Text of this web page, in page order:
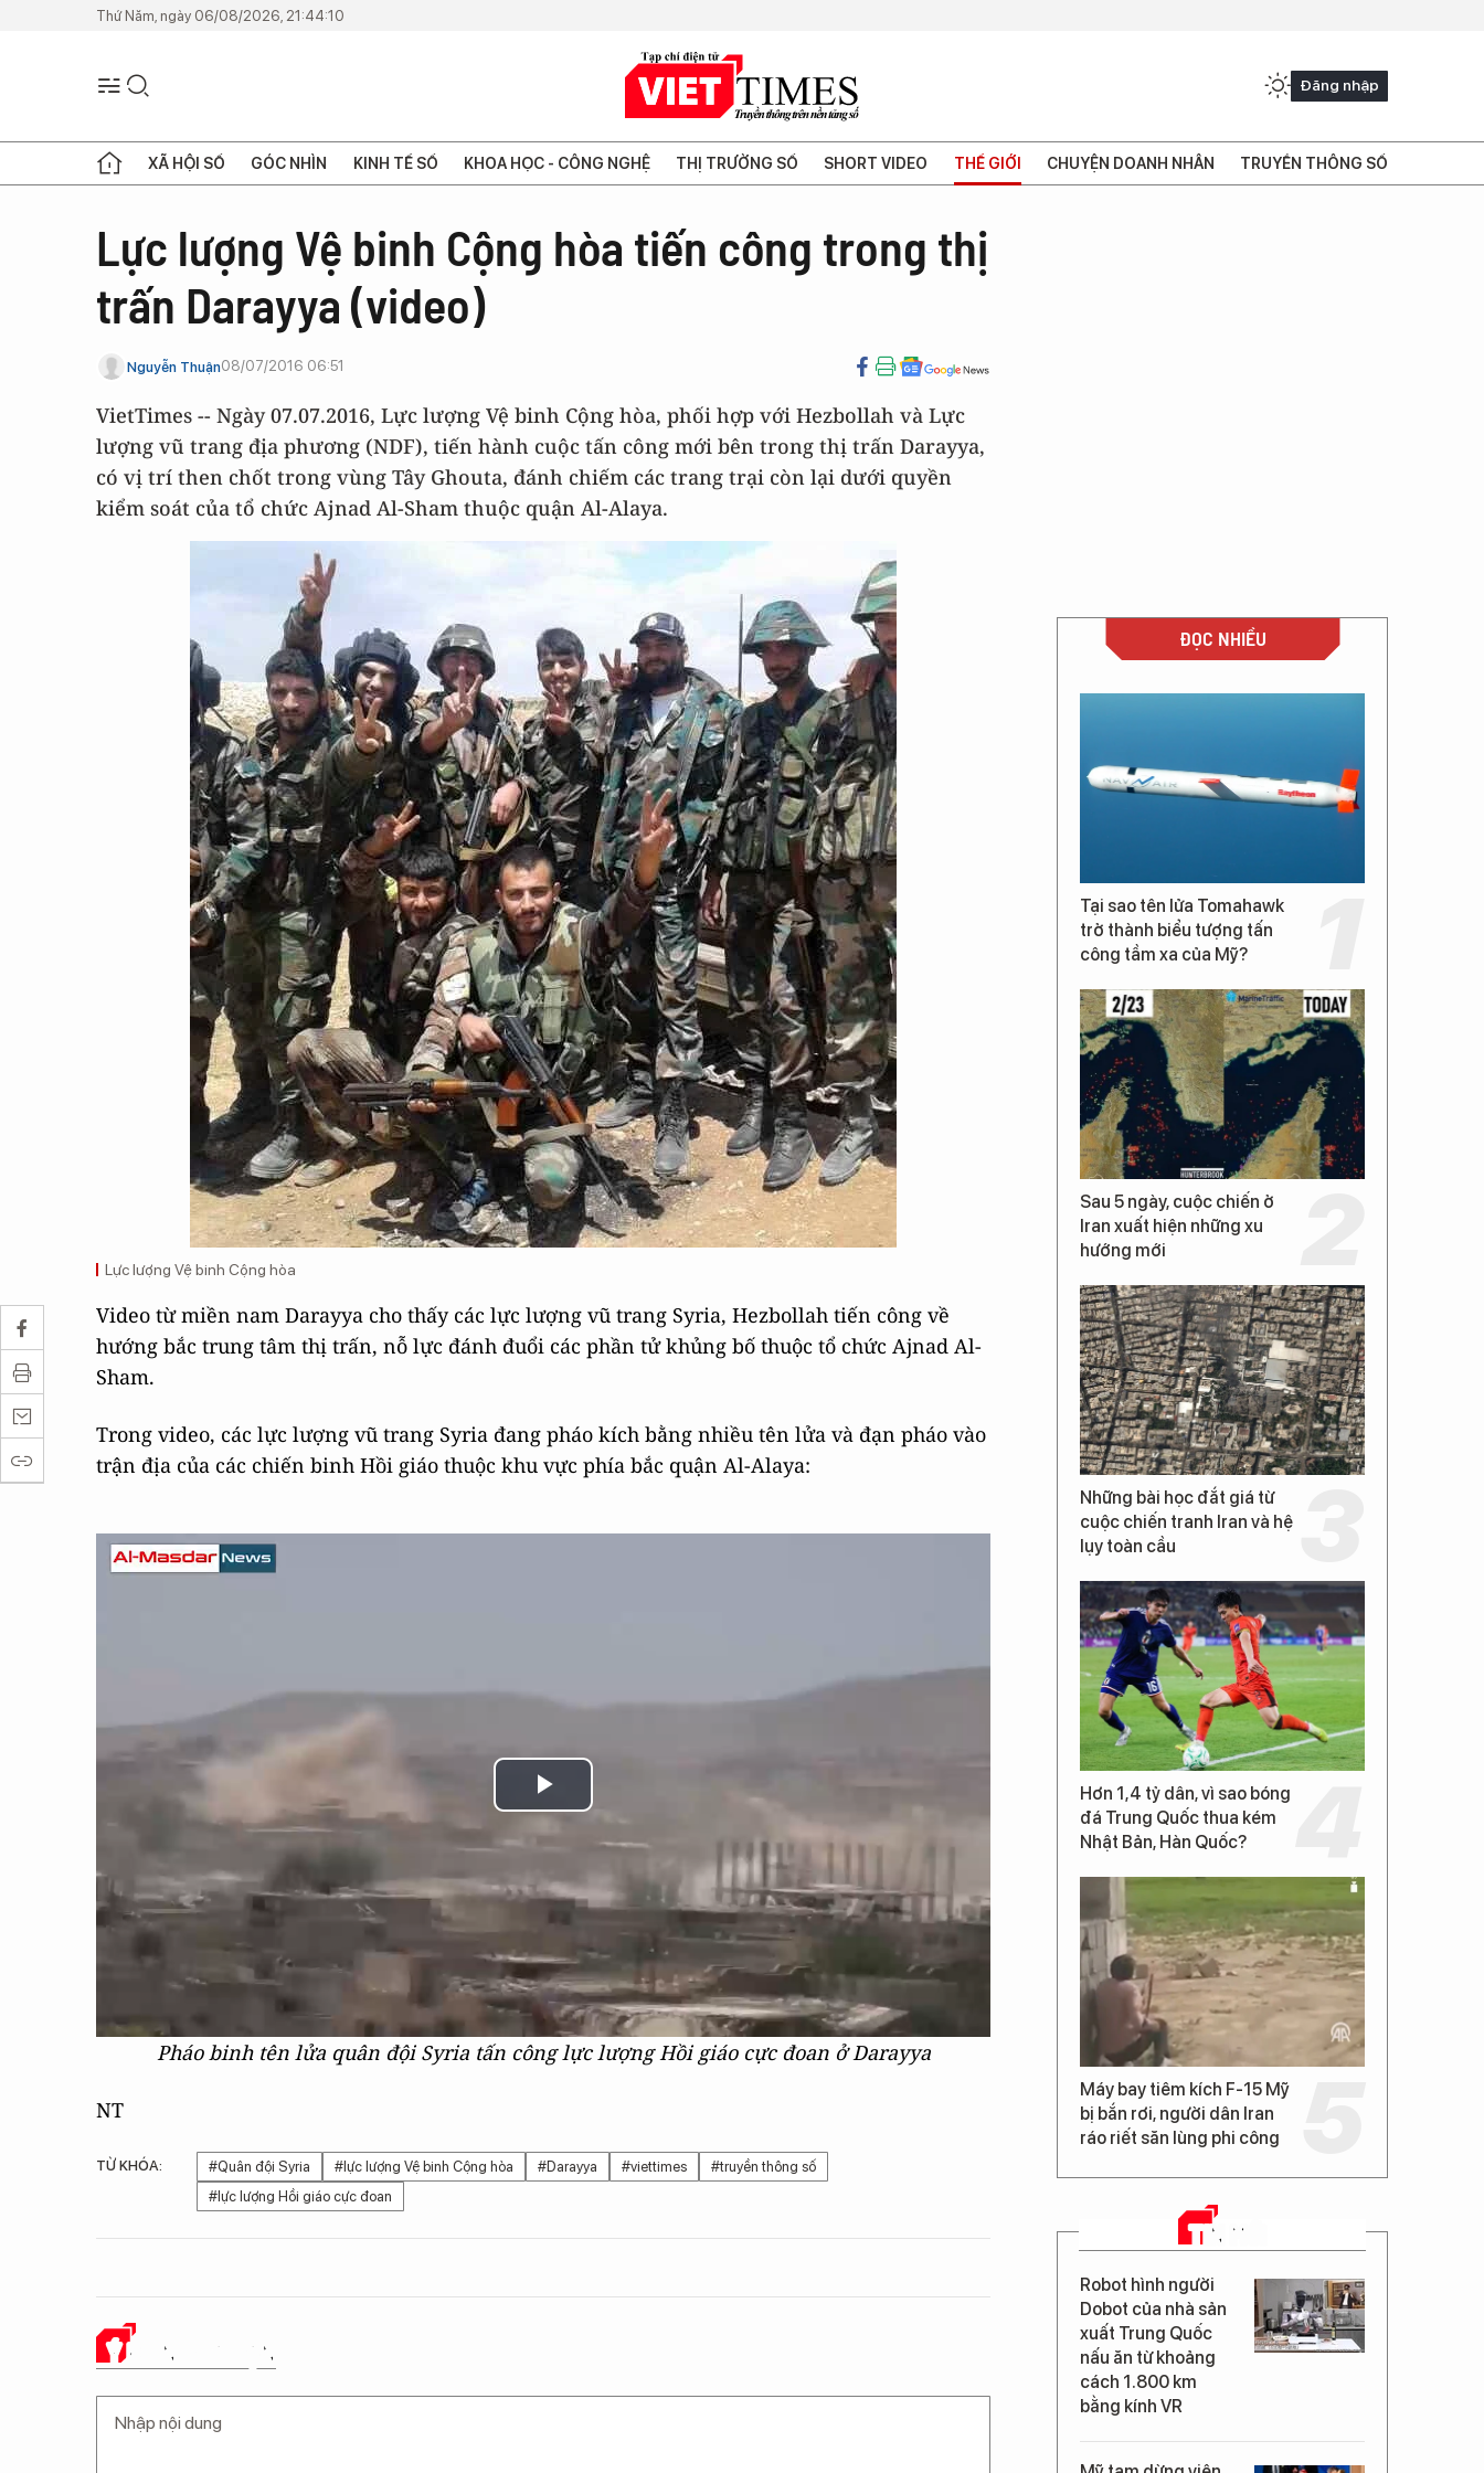
Thứ Năm, ngày 06/08/2026, 21:44:10
Đăng nhập
XÃ HỘI SỐ GÓC NHÌN KINH TẾ SỐ KHOA HỌC - CÔNG NGHỆ THỊ TRƯỜNG SỐ SHORT VIDEO THẾ GIỚI CHUYỆN DOANH NHÂN TRUYỀN THÔNG SỐ
Lực lượng Vệ binh Cộng hòa tiến công trong thị
trấn Darayya (video)
Nguyễn Thuận08/07/2016 06:51
VietTimes -- Ngày 07.07.2016, Lực lượng Vệ binh Cộng hòa, phối hợp với Hezbollah và Lực
lượng vũ trang địa phương (NDF), tiến hành cuộc tấn công mới bên trong thị trấn Darayya,
có vị trí then chốt trong vùng Tây Ghouta, đánh chiếm các trang trại còn lại dưới quyền
kiểm soát của tổ chức Ajnad Al-Sham thuộc quận Al-Alaya.
Lực lượng Vệ binh Cộng hòa
Video từ miền nam Darayya cho thấy các lực lượng vũ trang Syria, Hezbollah tiến công về
hướng bắc trung tâm thị trấn, nỗ lực đánh đuổi các phần tử khủng bố thuộc tổ chức Ajnad Al-
Sham.
Trong video, các lực lượng vũ trang Syria đang pháo kích bằng nhiều tên lửa và đạn pháo vào
trận địa của các chiến binh Hồi giáo thuộc khu vực phía bắc quận Al-Alaya:
Play
Video
Pháo binh tên lửa quân đội Syria tấn công lực lượng Hồi giáo cực đoan ở Darayya
NT
TỪ KHÓA: #Quân đội Syria #lực lượng Vệ binh Cộng hòa #Darayya #viettimes
#truyền thông số
#lực lượng Hồi giáo cực đoan
Ý KIẾN CỦA BẠN
ĐỌC NHIỀU
Tại sao tên lửa Tomahawk
trở thành biểu tượng tấn
công tầm xa của Mỹ?
Sau 5 ngày, cuộc chiến ở
Iran xuất hiện những xu
hướng mới
Những bài học đắt giá từ
cuộc chiến tranh Iran và hệ
lụy toàn cầu
Hơn 1,4 tỷ dân, vì sao bóng
đá Trung Quốc thua kém
Nhật Bản, Hàn Quốc?
Máy bay tiêm kích F-15 Mỹ
bị bắn rơi, người dân Iran
ráo riết săn lùng phi công
TIN MỚI
Robot hình người
Dobot của nhà sản
xuất Trung Quốc
nấu ăn từ khoảng
cách 1.800 km
bằng kính VR